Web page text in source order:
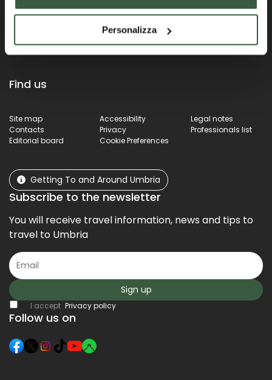
Personalizza
Find us
Site map Accessibility
Legal notes
Contacts
Privacy
Professionals list
Editorial board
Cookie Preferences
Getting To and Around Umbria
Subscribe to the newsletter
You will receive travel information, news and tips to
travel to Umbria
Sign up
I accept Privacy policy
Follow us on